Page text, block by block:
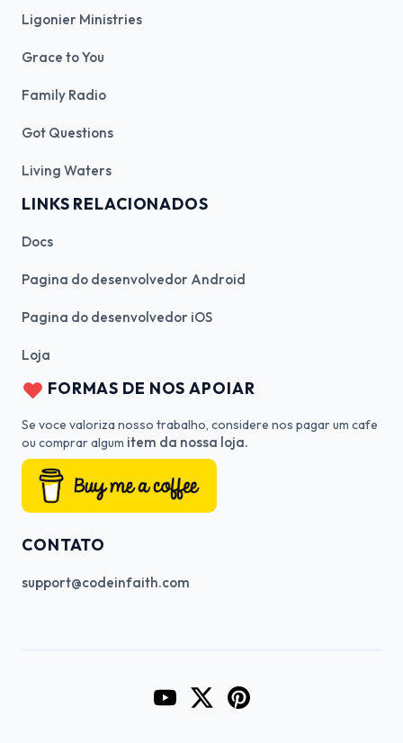
Ligonier Ministries
Grace to You
Family Radio
Got Questions
Living Waters
LINKS RELACIONADOS
Docs
Pagina do desenvolvedor Android
Pagina do desenvolvedor iOS
Loja
FORMAS DE NOS APOIAR
Se voce valoriza nosso trabalho, considere nos pagar um cafe
ou comprar algum item da nossa loja.
CONTATO
support@codeinfaith.com
Go to CodeInFaith's YouTube
Go to CodeInFaith's Twitter
Go to CodeInFaith's